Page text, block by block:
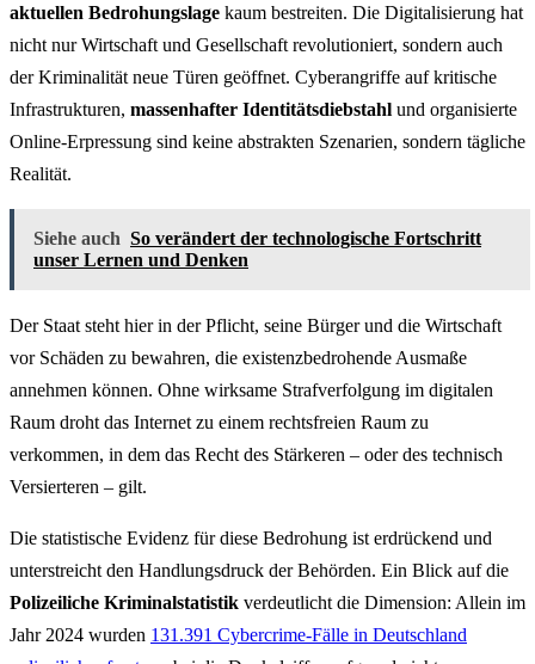
aktuellen Bedrohungslage kaum bestreiten. Die Digitalisierung hat
nicht nur Wirtschaft und Gesellschaft revolutioniert, sondern auch
der Kriminalität neue Türen geöffnet. Cyberangriffe auf kritische
Infrastrukturen, massenhafter Identitätsdiebstahl und organisierte
Online-Erpressung sind keine abstrakten Szenarien, sondern tägliche
Realität.
Siehe auch So verändert der technologische Fortschritt
unser Lernen und Denken
Der Staat steht hier in der Pflicht, seine Bürger und die Wirtschaft
vor Schäden zu bewahren, die existenzbedrohende Ausmaße
annehmen können. Ohne wirksame Strafverfolgung im digitalen
Raum droht das Internet zu einem rechtsfreien Raum zu
verkommen, in dem das Recht des Stärkeren – oder des technisch
Versierteren – gilt.
Die statistische Evidenz für diese Bedrohung ist erdrückend und
unterstreicht den Handlungsdruck der Behörden. Ein Blick auf die
Polizeiliche Kriminalstatistik verdeutlicht die Dimension: Allein im
Jahr 2024 wurden 131.391 Cybercrime-Fälle in Deutschland